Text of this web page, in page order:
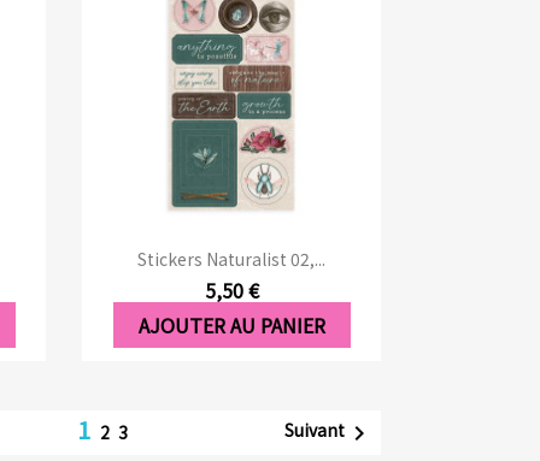
Stickers Naturalist 02,...
5,50 €
AJOUTER AU PANIER
Aperçu rapide
1 2 3 Suivant